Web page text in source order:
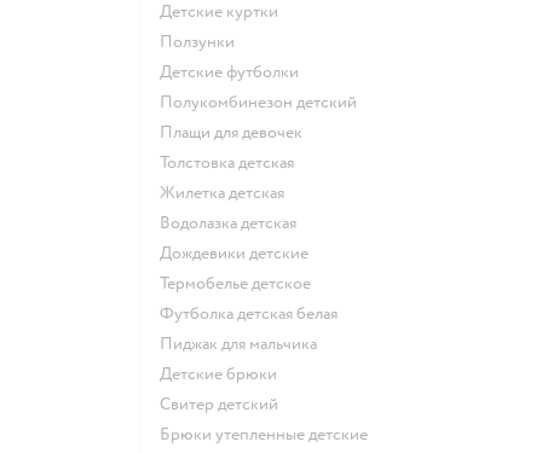
Детские куртки
Ползунки
Детские футболки
Полукомбинезон детский
Плащи для девочек
Толстовка детская
Жилетка детская
Водолазка детская
Дождевики детские
Термобелье детское
Футболка детская белая
Пиджак для мальчика
Детские брюки
Свитер детский
Брюки утепленные детские